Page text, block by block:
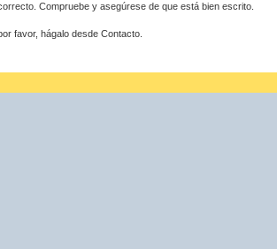
Compruebe y asegúrese de que está bien escrito.
favor, hágalo desde Contacto.